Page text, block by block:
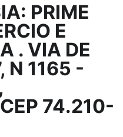
PRIME
E
. VIA DE
N 1165 -
74.210-